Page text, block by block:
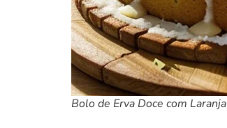
Bolo de Erva Doce com Laranja